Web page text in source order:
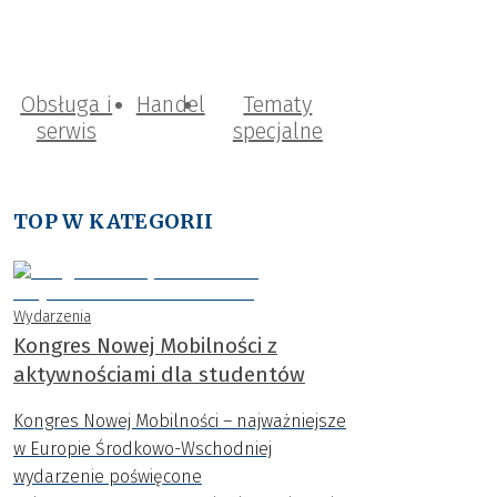
Obsługa i
serwis
Handel
Tematy
specjalne
TOP W KATEGORII
Wydarzenia
Kongres Nowej Mobilności z
aktywnościami dla studentów
Kongres Nowej Mobilności – najważniejsze
w Europie Środkowo-Wschodniej
wydarzenie poświęcone